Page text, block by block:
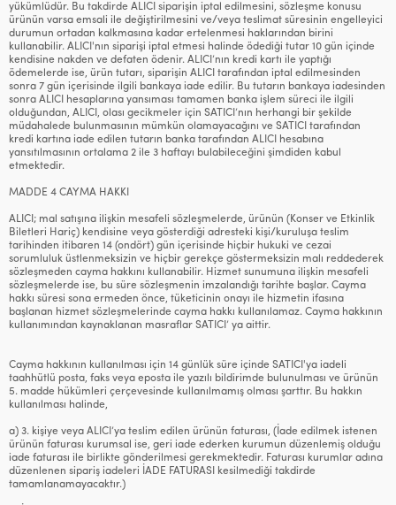
yükümlüdür. Bu takdirde ALICI siparişin iptal edilmesini, sözleşme konusu
ürünün varsa emsali ile değiştirilmesini ve/veya teslimat süresinin engelleyici
durumun ortadan kalkmasına kadar ertelenmesi haklarından birini
kullanabilir. ALICI'nın siparişi iptal etmesi halinde ödediği tutar 10 gün içinde
kendisine nakden ve defaten ödenir. ALICI’nın kredi kartı ile yaptığı
ödemelerde ise, ürün tutarı, siparişin ALICI tarafından iptal edilmesinden
sonra 7 gün içerisinde ilgili bankaya iade edilir. Bu tutarın bankaya iadesinden
sonra ALICI hesaplarına yansıması tamamen banka işlem süreci ile ilgili
olduğundan, ALICI, olası gecikmeler için SATICI’nın herhangi bir şekilde
müdahalede bulunmasının mümkün olamayacağını ve SATICI tarafından
kredi kartına iade edilen tutarın banka tarafından ALICI hesabına
yansıtılmasının ortalama 2 ile 3 haftayı bulabileceğini şimdiden kabul
etmektedir.
MADDE 4 CAYMA HAKKI
ALICI; mal satışına ilişkin mesafeli sözleşmelerde, ürünün (Konser ve Etkinlik
Biletleri Hariç) kendisine veya gösterdiği adresteki kişi/kuruluşa teslim
tarihinden itibaren 14 (ondört) gün içerisinde hiçbir hukuki ve cezai
sorumluluk üstlenmeksizin ve hiçbir gerekçe göstermeksizin malı reddederek
sözleşmeden cayma hakkını kullanabilir. Hizmet sunumuna ilişkin mesafeli
sözleşmelerde ise, bu süre sözleşmenin imzalandığı tarihte başlar. Cayma
hakkı süresi sona ermeden önce, tüketicinin onayı ile hizmetin ifasına
başlanan hizmet sözleşmelerinde cayma hakkı kullanılamaz. Cayma hakkının
kullanımından kaynaklanan masraflar SATICI’ ya aittir.
Cayma hakkının kullanılması için 14 günlük süre içinde SATICI'ya iadeli
taahhütlü posta, faks veya eposta ile yazılı bildirimde bulunulması ve ürünün
5. madde hükümleri çerçevesinde kullanılmamış olması şarttır. Bu hakkın
kullanılması halinde,
a) 3. kişiye veya ALICI’ya teslim edilen ürünün faturası, (İade edilmek istenen
ürünün faturası kurumsal ise, geri iade ederken kurumun düzenlemiş olduğu
iade faturası ile birlikte gönderilmesi gerekmektedir. Faturası kurumlar adına
düzenlenen sipariş iadeleri İADE FATURASI kesilmediği takdirde
tamamlanamayacaktır.)